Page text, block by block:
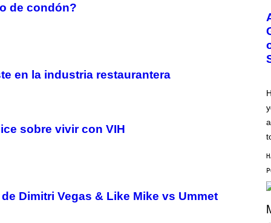
de condón?
en la industria restaurantera
sobre vivir con VIH
Dimitri Vegas & Like Mike vs Ummet
O
B
Y
M
O
N
A
C
I
P
E
/
G
E
T